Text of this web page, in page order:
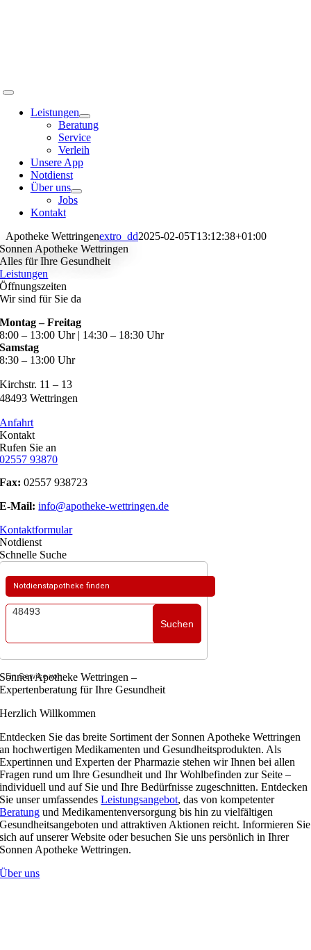
Toggle
NavigationLeistungen
Beratung
Service
Verleih
Unsere App
Notdienst
Über uns
Jobs
Kontakt
Apotheke Wettringenextro_dd2025-02-05T13:12:38+01:00
Sonnen Apotheke Wettringen
Alles für Ihre Gesundheit
Leistungen
Öffnungszeiten
Wir sind für Sie da
Montag – Freitag
8:00 – 13:00 Uhr | 14:30 – 18:30 Uhr
Samstag
8:30 – 13:00 Uhr
Kirchstr. 11 – 13
48493 Wettringen
Anfahrt
Kontakt
Rufen Sie an
02557 93870
Fax: 02557 938723
E-Mail: info@apotheke-wettringen.de
Kontaktformular
Notdienst
Schnelle Suche
Notdienstapotheke finden
Suchen
Ein Service von:
Sonnen Apotheke Wettringen –
Expertenberatung für Ihre Gesundheit
Herzlich Willkommen
Entdecken Sie das breite Sortiment der Sonnen Apotheke Wettringen
an hochwertigen Medikamenten und Gesundheitsprodukten. Als
Expertinnen und Experten der Pharmazie stehen wir Ihnen bei allen
Fragen rund um Ihre Gesundheit und Ihr Wohlbefinden zur Seite –
individuell und auf Sie und Ihre Bedürfnisse zugeschnitten. Entdecken
Sie unser umfassendesLeistungsangebot, das von kompetenter
Beratung und Medikamentenversorgung bis hin zu vielfältigen
Gesundheitsangeboten und attraktiven Aktionen reicht. Informieren Sie
sich auf unserer Website oder besuchen Sie uns persönlich in Ihrer
Sonnen Apotheke Wettringen.
Über uns